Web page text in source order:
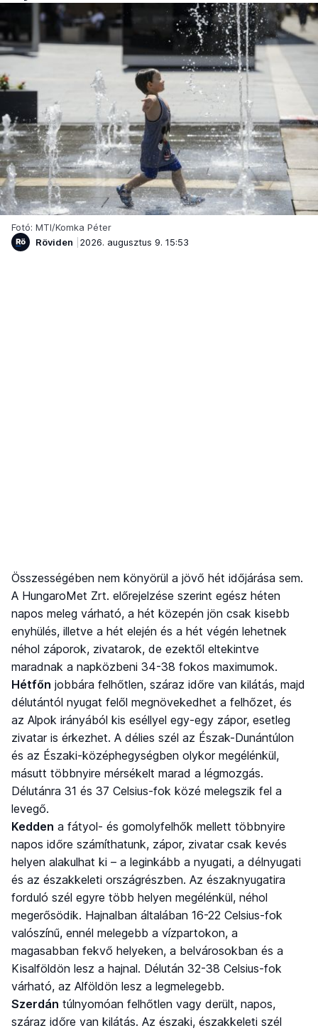
Fotó: MTI/Komka Péter
Röviden
2026. augusztus 9. 15:53
Összességében nem könyörül a jövő hét időjárása sem.
A HungaroMet Zrt. előrejelzése szerint egész héten
napos meleg várható, a hét közepén jön csak kisebb
enyhülés, illetve a hét elején és a hét végén lehetnek
néhol záporok, zivatarok, de ezektől eltekintve
maradnak a napközbeni 34-38 fokos maximumok.
Hétfőn jobbára felhőtlen, száraz időre van kilátás, majd
délutántól nyugat felől megnövekedhet a felhőzet, és
az Alpok irányából kis eséllyel egy-egy zápor, esetleg
zivatar is érkezhet. A délies szél az Észak-Dunántúlon
és az Északi-középhegységben olykor megélénkül,
másutt többnyire mérsékelt marad a légmozgás.
Délutánra 31 és 37 Celsius-fok közé melegszik fel a
levegő.
Kedden a fátyol- és gomolyfelhők mellett többnyire
napos időre számíthatunk, zápor, zivatar csak kevés
helyen alakulhat ki – a leginkább a nyugati, a délnyugati
és az északkeleti országrészben. Az északnyugatira
forduló szél egyre több helyen megélénkül, néhol
megerősödik. Hajnalban általában 16-22 Celsius-fok
valószínű, ennél melegebb a vízpartokon, a
magasabban fekvő helyeken, a belvárosokban és a
Kisalföldön lesz a hajnal. Délután 32-38 Celsius-fok
várható, az Alföldön lesz a legmelegebb.
Szerdán túlnyomóan felhőtlen vagy derült, napos,
száraz időre van kilátás. Az északi, északkeleti szél